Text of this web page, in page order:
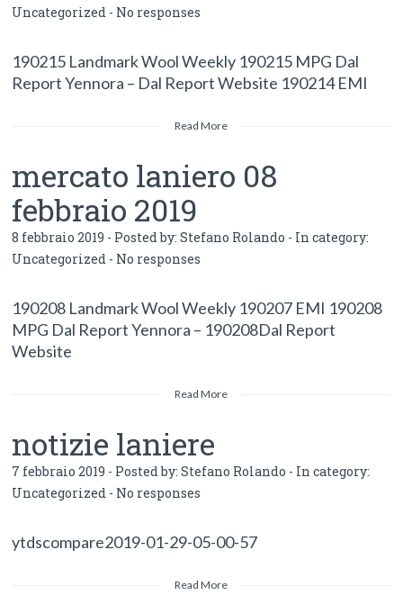
Uncategorized - No responses
190215 Landmark Wool Weekly 190215 MPG Dal
Report Yennora – Dal Report Website 190214 EMI
Read More
mercato laniero 08
febbraio 2019
8 febbraio 2019 - Posted by:Stefano Rolando - In category:
Uncategorized - No responses
190208 Landmark Wool Weekly 190207 EMI 190208
MPG Dal Report Yennora – 190208Dal Report
Website
Read More
notizie laniere
7 febbraio 2019 - Posted by:Stefano Rolando - In category:
Uncategorized - No responses
ytdscompare2019-01-29-05-00-57
Read More